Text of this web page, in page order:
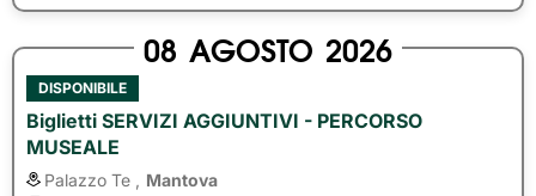
08 AGOSTO 2026
DISPONIBILE
Biglietti SERVIZI AGGIUNTIVI - PERCORSO
MUSEALE
Palazzo Te ,
Mantova